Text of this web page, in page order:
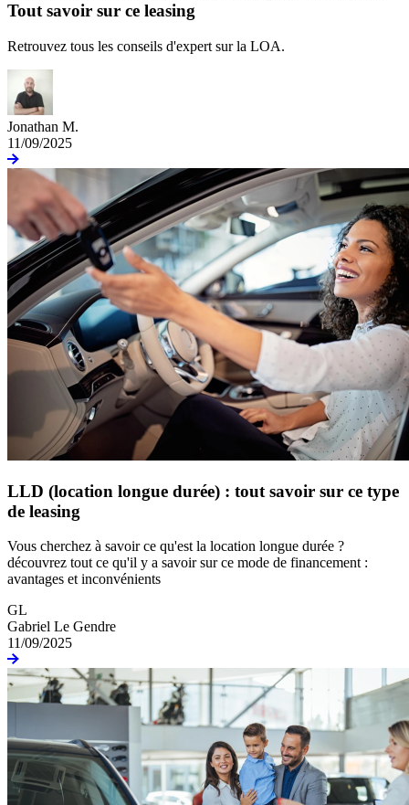
Tout savoir sur ce leasing
Retrouvez tous les conseils d'expert sur la LOA.
Jonathan M.
11/09/2025
LLD (location longue durée) : tout savoir sur ce type
de leasing
Vous cherchez à savoir ce qu'est la location longue durée ?
découvrez tout ce qu'il y a savoir sur ce mode de financement :
avantages et inconvénients
GL
Gabriel Le Gendre
11/09/2025